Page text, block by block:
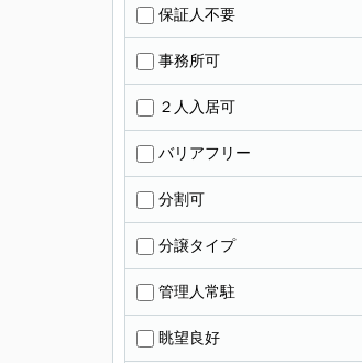
保証人不要
事務所可
２人入居可
バリアフリー
分割可
分譲タイプ
管理人常駐
眺望良好